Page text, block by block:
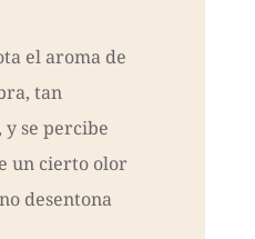
el aroma de
tan
se percibe
un cierto olor
desentona